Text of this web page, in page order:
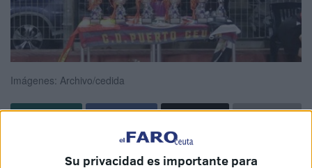
Su privacidad es importante para
Imágenes: Archivo/cedida
torneo del CD Puerto, conocido de manera popular